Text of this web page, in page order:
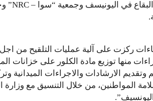
ركزت على آلية عمليات التلقيح من اجل
منها توزيع مادة الكلور على
وتقديم الارشادات والاجراءات الميدانية
المواطنين، من خلال التنسيق مع وزارة